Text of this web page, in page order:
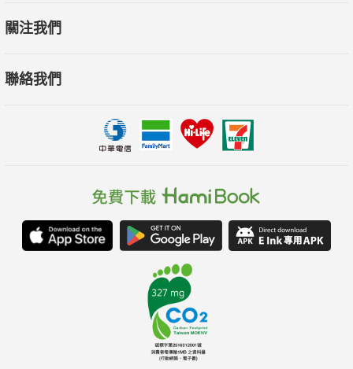
關注我們
聯絡我們